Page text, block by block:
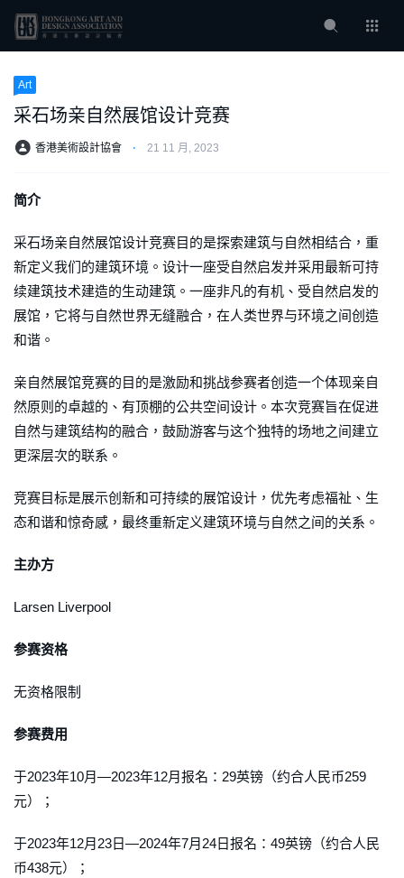
Art
采石场亲自然展馆设计竞赛
香港美術設計協會 ⋅ 21 11 月, 2023
简介
采石场亲自然展馆设计竞赛目的是探索建筑与自然相结合，重
新定义我们的建筑环境。设计一座受自然启发并采用最新可持
续建筑技术建造的生动建筑。一座非凡的有机、受自然启发的
展馆，它将与自然世界无缝融合，在人类世界与环境之间创造
和谐。
亲自然展馆竞赛的目的是激励和挑战参赛者创造一个体现亲自
然原则的卓越的、有顶棚的公共空间设计。本次竞赛旨在促进
自然与建筑结构的融合，鼓励游客与这个独特的场地之间建立
更深层次的联系。
竞赛目标是展示创新和可持续的展馆设计，优先考虑福祉、生
态和谐和惊奇感，最终重新定义建筑环境与自然之间的关系。
主办方
Larsen Liverpool
参赛资格
无资格限制
参赛费用
于2023年10月—2023年12月报名：29英镑（约合人民币259
元）；
于2023年12月23日—2024年7月24日报名：49英镑（约合人民
币438元）；